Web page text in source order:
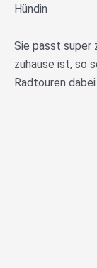
Hündin
Sie passt super
zuhause ist, so
Radtouren dabei